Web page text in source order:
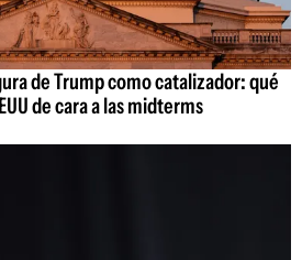
de Trump como catalizador: qué
de cara a las midterms